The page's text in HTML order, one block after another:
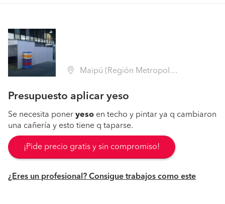
Maipú (Región Metropolitana - Santiago)
Presupuesto aplicar yeso
Se necesita poner yeso en techo y pintar ya q cambiaron
una cañería y esto tiene q taparse.
¡Pide precio gratis y sin compromiso!
¿Eres un profesional? Consigue trabajos como este